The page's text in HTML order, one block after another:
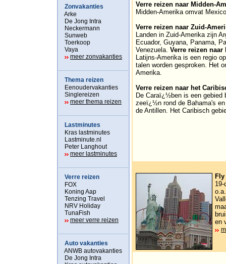
Zonvakanties
Arke
De Jong Intra
Neckermann
Sunweb
Toerkoop
Vaya
meer zonvakanties
Thema reizen
Eenoudervakanties
Singlereizen
meer thema reizen
Lastminutes
Kras lastminutes
Lastminute.nl
Peter Langhout
meer lastminutes
Verre reizen
FOX
Koning Aap
Tenzing Travel
NRV Holiday
TunaFish
meer verre reizen
Auto vakanties
ANWB autovakanties
De Jong Intra
Verre reizen naar Midden-
Midden-Amerika omvat
Verre reizen naar Zuid-
Landen in Zuid-Amerika zijn
Ecuador, Guyana, Panama,
Venezuela. Verre reizen
Latijns-Amerika is een regio
talen worden gesproken. Het
Amerika.
Verre reizen naar het
De Caraï¿½ben is een
zeeï¿½n rond de Bahama's
de Antillen. Het Caribisch
en